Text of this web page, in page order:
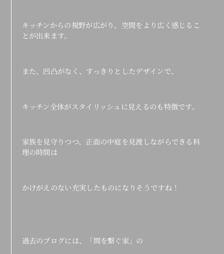
キッチンからの視野が広がり、空間をより広く感じるこ
とが出来ます。
また、凹凸がなく、すっきりとしたデザインで、
キッチン全体がスタイリッシュに見えるのも特徴です。
家族を見守りつつ、正面の中庭を見渡しながらできる料
理の時間は
かけがえのない充実したものになりそうですね！
過去のブログには、「間を繋ぐ家」の